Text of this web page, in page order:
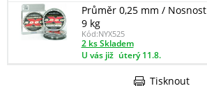
Průměr 0,25 mm / Nosnost
9 kg
Kód:NYX525
2 ks Skladem
U vás již úterý 11.8.
Tisknout